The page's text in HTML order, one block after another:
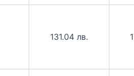
131.04 лв.